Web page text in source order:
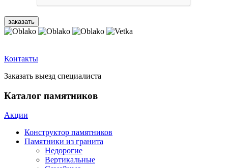
Контакты
Заказать выезд специалиста
Каталог памятников
Акции
Конструктор памятников
Памятники из гранита
Недорогие
Вертикальные